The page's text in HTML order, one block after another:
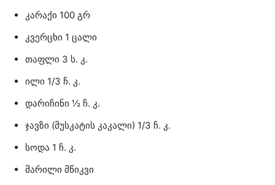
კარაქი 100 გრ
კვერცხი 1 ცალი
თაფლი 3 ს. კ.
ილი 1/3 ჩ. კ.
დარიჩინი ½ ჩ. კ.
ჯავზი (მუსკატის კაკალი) 1/3 ჩ. კ.
სოდა 1 ჩ. კ.
მარილი მწიკვი